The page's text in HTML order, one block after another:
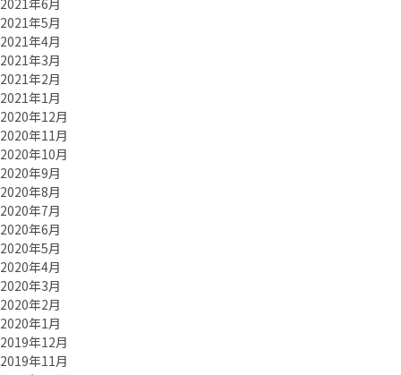
2021年6月
2021年5月
2021年4月
2021年3月
2021年2月
2021年1月
2020年12月
2020年11月
2020年10月
2020年9月
2020年8月
2020年7月
2020年6月
2020年5月
2020年4月
2020年3月
2020年2月
2020年1月
2019年12月
2019年11月